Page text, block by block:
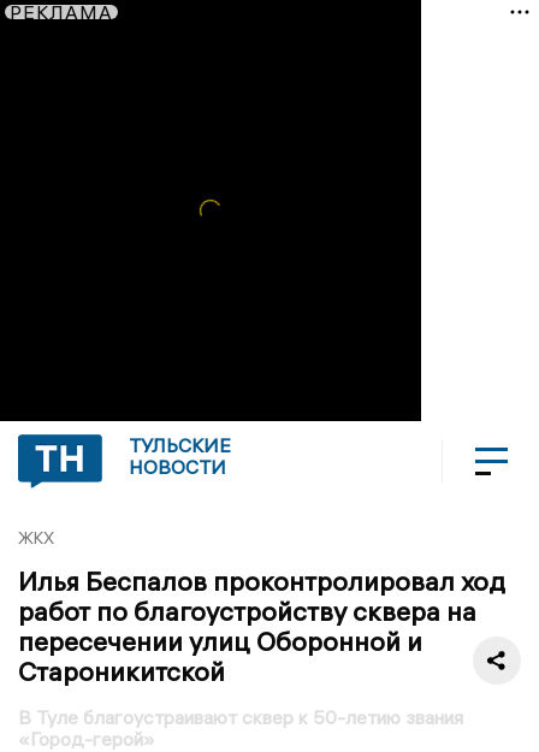
РЕКЛАМА
ТУЛЬСКИЕ
НОВОСТИ
ЖКХ
Илья Беспалов проконтролировал ход
работ по благоустройству сквера на
пересечении улиц Оборонной и
Староникитской
В Туле благоустраивают сквер к 50-летию звания
«Город-герой»